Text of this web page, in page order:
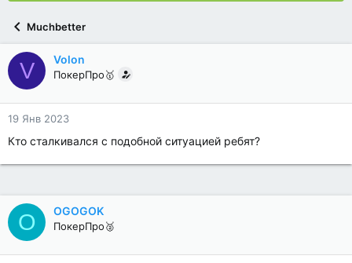
Muchbetter
V Volon
ПокерПро🥇
19 Янв 2023
Кто сталкивался с подобной ситуацией ребят?
O OGOGOK
ПокерПро🥈